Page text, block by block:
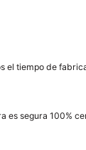
el tiempo de
es segura 100%